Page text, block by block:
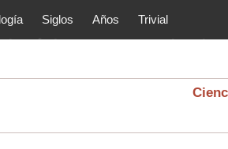
y
arte,
Siglos Años Trivial